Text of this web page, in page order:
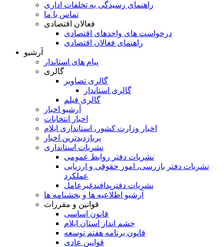
راهنمای رسیدگی به تخلفات اداری
تماس با ما
فعالان اقتصادی
درخواست های واحدهای اقتصادی
راهنمای فعالان اقتصادی
آرشیو
پیام های استاندار
گالری
گالری تصاویر
گالری استاندار
گالری فیلم
آرشیو اخبار
اخبار انتخابات
اخبار وزارت کشور، استانداری ایلام
پربازدیدترین اخبار
نشریات استانداری
نشریات دفتر روابط عمومی
نشريات دفتر بازرسی، امور حقوقی و ارزيابی
عملکرد
نشريات دفترپدافندغيرعامل
آرشیو اطلاعیه ها و بخشنامه ها
قوانین و مقررات
قانون اساسی
چشم انداز استان ایلام
قانون برنامه هفتم توسعه
قوانین عادی